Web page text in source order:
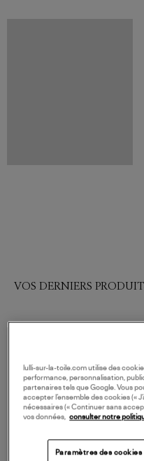
VOS DERNIERS
lulli-sur-la-toile.com utilise des
performance, personnalisation,
partenaires tels que Google. Vous
accepter l’ensemble des cookies («
nécessaires (« Continuer sans
vos données,
consulter notre
Paramètres des cookies